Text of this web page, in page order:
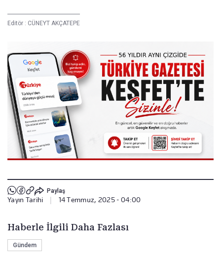
Editör : CÜNEYT AKÇATEPE
Paylaş
Yayın Tarihi 14 Temmuz, 2025 - 04:00
Haberle İlgili Daha Fazlası
Gündem